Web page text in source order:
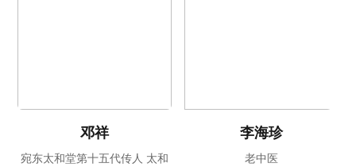
邓祥
宛东太和堂第十五代传人 太和
李海珍
老中医